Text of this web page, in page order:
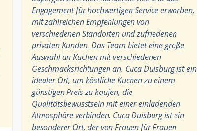
Engagement für hochwertigen Service erworben,
mit zahlreichen Empfehlungen von
verschiedenen Standorten und zufriedenen
privaten Kunden. Das Team bietet eine große
Auswahl an Kuchen mit verschiedenen
Geschmacksrichtungen an. Cuca Duisburg ist ein
idealer Ort, um köstliche Kuchen zu einem
günstigen Preis zu kaufen, die
Qualitätsbewusstsein mit einer einladenden
Atmosphäre verbinden. Cuca Duisburg ist ein
besonderer Ort, der von Frauen für Frauen